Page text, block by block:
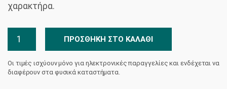
χαρακτήρα.
Cavalieri
Nico
Lazaridi
ΠΡΟΣΘΉΚΗ ΣΤΟ ΚΑΛΆΘΙ
Οι τιμές ισχύουν μόνο για ηλεκτρονικές παραγγελίες και ενδέχεται να
διαφέρουν στα φυσικά καταστήματα.